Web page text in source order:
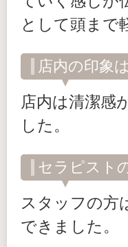
として頭まで
店内の印象
店内は清潔感
した。
セラピスト
スタッフの方
できました。